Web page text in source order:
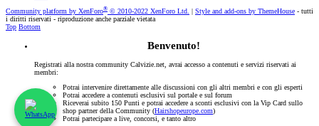
Community platform by XenForo® © 2010-2022 XenForo Ltd. Style and add-ons by ThemeHouse - tutti
i diritti riservati - riproduzione anche parziale vietata
Top Bottom
Benvenuto!
Registrati alla nostra community Calvizie.net, avrai accesso a contenuti e servizi riservati ai
membri:
Potrai intervenire direttamente alle discussioni con gli altri membri e con gli esperti
Potrai accedere a contenuti esclusivi sul portale e sul forum
Riceverai subito 150 Punti e potrai accedere a sconti esclusivi con la Vip Card sullo
shop partner della Community (Hairshopeurope.com)
Potrai partecipare a live, concorsi, e tanto altro